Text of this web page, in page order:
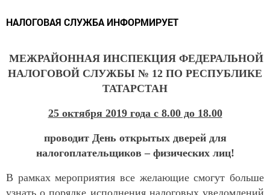
НАЛОГОВАЯ СЛУЖБА ИНФОРМИРУЕТ
МЕЖРАЙОННАЯ ИНСПЕКЦИЯ ФЕДЕРАЛЬНОЙ
НАЛОГОВОЙ СЛУЖБЫ № 12 ПО РЕСПУБЛИКЕ
ТАТАРСТАН
25 октября 2019 года с 8.00 до 18.00
проводит День открытых дверей для
налогоплательщиков – физических лиц!
В рамках мероприятия все желающие смогут больше